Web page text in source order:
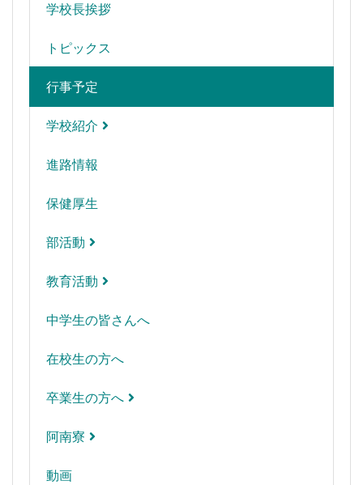
学校長挨拶
トピックス
行事予定
学校紹介
進路情報
保健厚生
部活動
教育活動
中学生の皆さんへ
在校生の方へ
卒業生の方へ
阿南寮
動画